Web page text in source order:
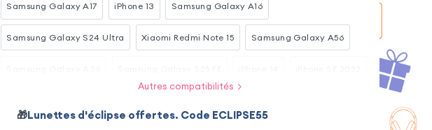
Samsung Galaxy A17 iPhone 13 Samsung Galaxy A16
Samsung Galaxy S24 Ultra Xiaomi Redmi Note 15 Samsung Galaxy A56
Autres compatibilités
🎁Lunettes d'éclipse offertes. Code ECLIPSE55